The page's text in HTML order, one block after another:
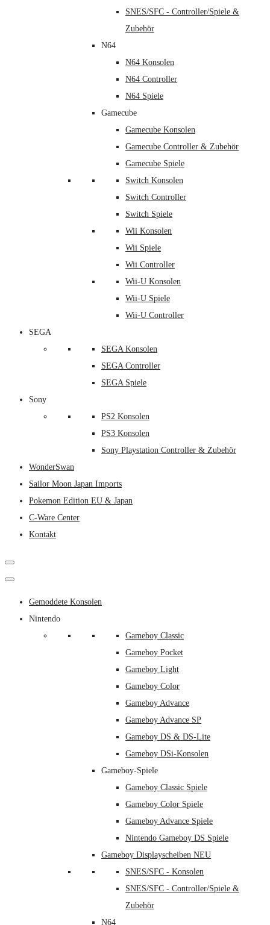
SNES/SFC - Controller/Spiele &
Zubehör
N64
N64 Konsolen
N64 Controller
N64 Spiele
Gamecube
Gamecube Konsolen
Gamecube Controller & Zubehör
Gamecube Spiele
Switch Konsolen
Switch Controller
Switch Spiele
Wii Konsolen
Wii Spiele
Wii Controller
Wii-U Konsolen
Wii-U Spiele
Wii-U Controller
SEGA
SEGA Konsolen
SEGA Controller
SEGA Spiele
Sony
PS2 Konsolen
PS3 Konsolen
Sony Playstation Controller & Zubehör
WonderSwan
Sailor Moon Japan Imports
Pokemon Edition EU & Japan
C-Ware Center
Kontakt
Gemoddete Konsolen
Nintendo
Gameboy Classic
Gameboy Pocket
Gameboy Light
Gameboy Color
Gameboy Advance
Gameboy Advance SP
Gameboy DS & DS-Lite
Gameboy DSi-Konsolen
Gameboy-Spiele
Gameboy Classic Spiele
Gameboy Color Spiele
Gameboy Advance Spiele
Nintendo Gameboy DS Spiele
Gameboy Displayscheiben NEU
SNES/SFC - Konsolen
SNES/SFC - Controller/Spiele &
Zubehör
N64